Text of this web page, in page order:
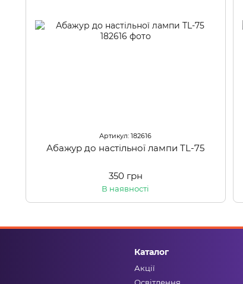
Артикул: 182616
Абажур до настільної лампи TL-75
350 грн
В наявності
Каталог
Акції